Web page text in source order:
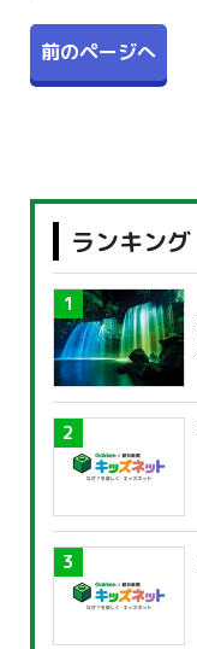
前のページへ
ランキング